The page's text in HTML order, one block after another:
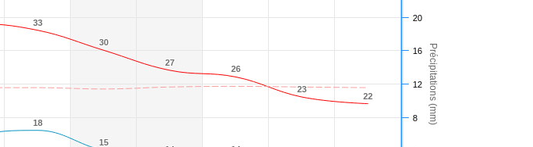
Précipitations (mm)
33
33
30
30
27
27
26
26
23
23
22
22
18
18
15
15
8
12
16
20